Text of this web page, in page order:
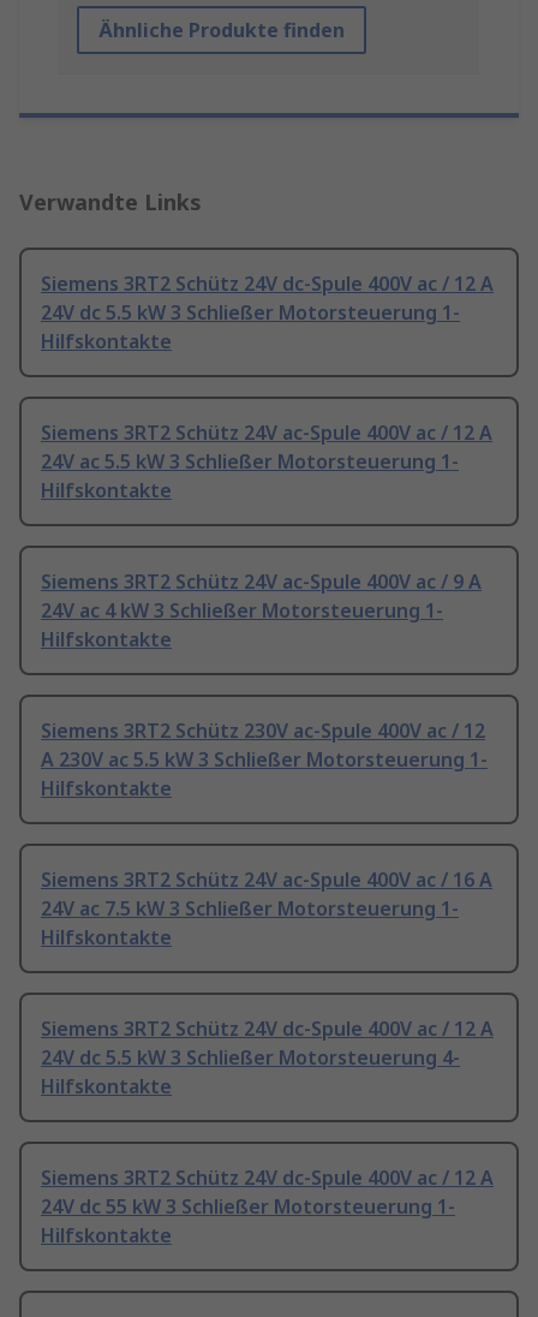
Ähnliche Produkte finden
Verwandte Links
Siemens 3RT2 Schütz 24V dc-Spule 400V ac / 12 A
24V dc 5.5 kW 3 Schließer Motorsteuerung 1-
Hilfskontakte
Siemens 3RT2 Schütz 24V ac-Spule 400V ac / 12 A
24V ac 5.5 kW 3 Schließer Motorsteuerung 1-
Hilfskontakte
Siemens 3RT2 Schütz 24V ac-Spule 400V ac / 9 A
24V ac 4 kW 3 Schließer Motorsteuerung 1-
Hilfskontakte
Siemens 3RT2 Schütz 230V ac-Spule 400V ac / 12
A 230V ac 5.5 kW 3 Schließer Motorsteuerung 1-
Hilfskontakte
Siemens 3RT2 Schütz 24V ac-Spule 400V ac / 16 A
24V ac 7.5 kW 3 Schließer Motorsteuerung 1-
Hilfskontakte
Siemens 3RT2 Schütz 24V dc-Spule 400V ac / 12 A
24V dc 5.5 kW 3 Schließer Motorsteuerung 4-
Hilfskontakte
Siemens 3RT2 Schütz 24V dc-Spule 400V ac / 12 A
24V dc 55 kW 3 Schließer Motorsteuerung 1-
Hilfskontakte